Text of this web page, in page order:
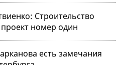
Строительство
номер один
есть замечания